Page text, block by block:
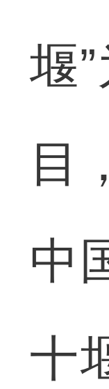
堰
目
中
十